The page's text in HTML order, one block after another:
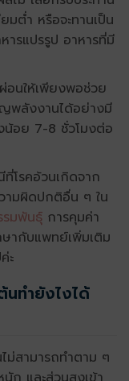
มต่ำ หรือจะทานเป็น
ารแปรรูป อาหารที่มี
นให้เพียงพอช่วย
ญพลังงานได้อย่างมี
น้อย 7-8 ชั่วโมงต่อ
โรคอ้วนเกิดจาก
ามผิดปกติอื่น ๆ ใน
มพันธุ์การคุมค่า
ากับแพทย์เพิ่มเติม
ะ
นทำยังไงได้
สามารถทำตาม ๆ